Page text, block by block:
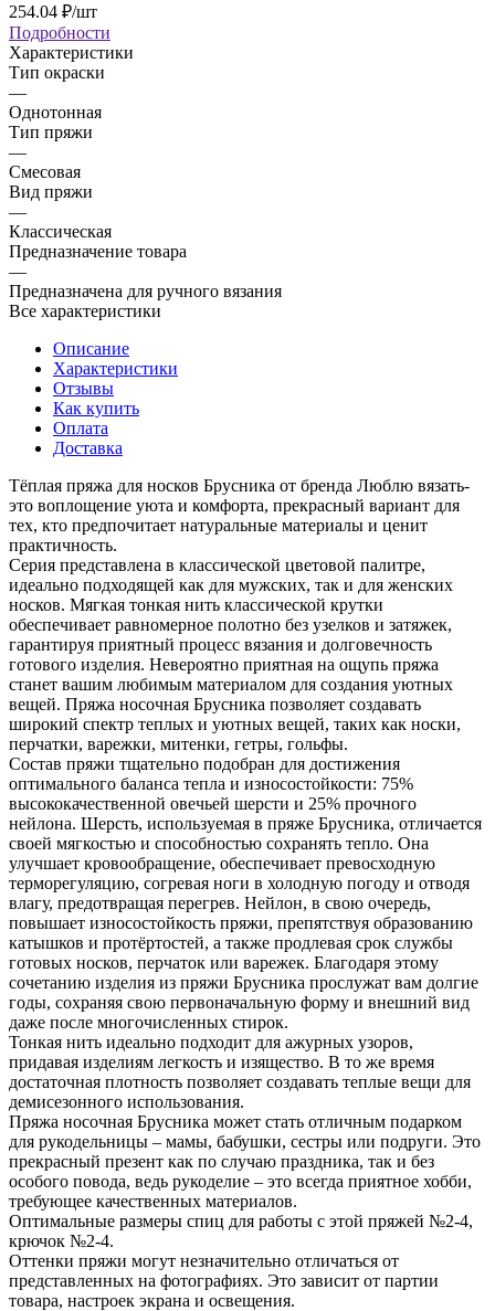
254.04 ₽/шт
Подробности
Характеристики
Тип окраски
—
Однотонная
Тип пряжи
—
Смесовая
Вид пряжи
—
Классическая
Предназначение товара
—
Предназначена для ручного вязания
Все характеристики
Описание
Характеристики
Отзывы
Как купить
Оплата
Доставка
Тёплая пряжа для носков Брусника от бренда Люблю вязать-
это воплощение уюта и комфорта, прекрасный вариант для
тех, кто предпочитает натуральные материалы и ценит
практичность.
Серия представлена в классической цветовой палитре,
идеально подходящей как для мужских, так и для женских
носков. Мягкая тонкая нить классической крутки
обеспечивает равномерное полотно без узелков и затяжек,
гарантируя приятный процесс вязания и долговечность
готового изделия. Невероятно приятная на ощупь пряжа
станет вашим любимым материалом для создания уютных
вещей. Пряжа носочная Брусника позволяет создавать
широкий спектр теплых и уютных вещей, таких как носки,
перчатки, варежки, митенки, гетры, гольфы.
Состав пряжи тщательно подобран для достижения
оптимального баланса тепла и износостойкости: 75%
высококачественной овечьей шерсти и 25% прочного
нейлона. Шерсть, используемая в пряже Брусника, отличается
своей мягкостью и способностью сохранять тепло. Она
улучшает кровообращение, обеспечивает превосходную
терморегуляцию, согревая ноги в холодную погоду и отводя
влагу, предотвращая перегрев. Нейлон, в свою очередь,
повышает износостойкость пряжи, препятствуя образованию
катышков и протёртостей, а также продлевая срок службы
готовых носков, перчаток или варежек. Благодаря этому
сочетанию изделия из пряжи Брусника прослужат вам долгие
годы, сохраняя свою первоначальную форму и внешний вид
даже после многочисленных стирок.
Тонкая нить идеально подходит для ажурных узоров,
придавая изделиям легкость и изящество. В то же время
достаточная плотность позволяет создавать теплые вещи для
демисезонного использования.
Пряжа носочная Брусника может стать отличным подарком
для рукодельницы – мамы, бабушки, сестры или подруги. Это
прекрасный презент как по случаю праздника, так и без
особого повода, ведь рукоделие – это всегда приятное хобби,
требующее качественных материалов.
Оптимальные размеры спиц для работы с этой пряжей №2-4,
крючок №2-4.
Оттенки пряжи могут незначительно отличаться от
представленных на фотографиях. Это зависит от партии
товара, настроек экрана и освещения.